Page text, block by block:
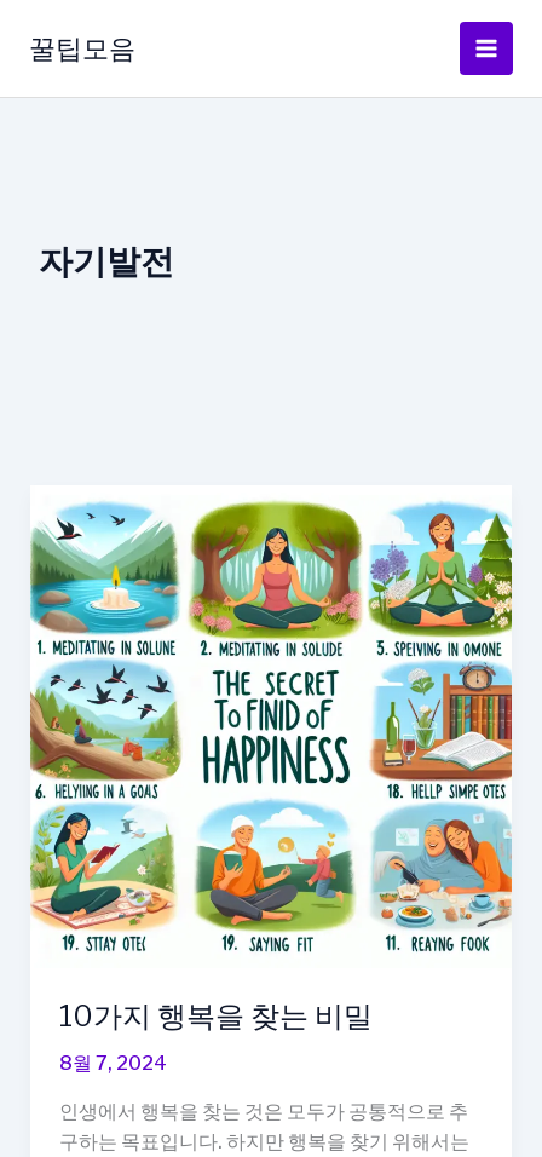
로
꿀팁모음
자기발전
10가지 행복을 찾는 비밀
8월 7, 2024
인생에서 행복을 찾는 것은 모두가 공통적으로 추
구하는 목표입니다. 하지만 행복을 찾기 위해서는